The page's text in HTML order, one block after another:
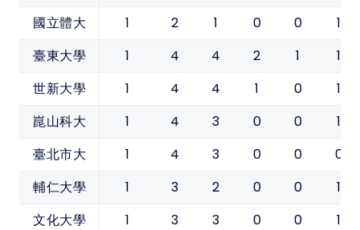
國立體大 1 2 1 0 0 1
臺東大學 1 4 4 2 1 1
世新大學 1 4 4 1 0 1
崑山科大 1 4 3 0 0 1
臺北市大 1 4 3 0 0 0
輔仁大學 1 3 2 0 0 1
文化大學 1 3 3 0 0 1